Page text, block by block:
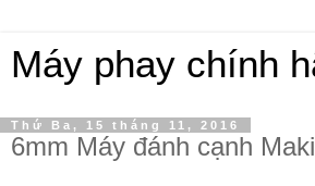
Máy phay chính
Thứ Ba, 15 tháng 11, 2016
6mm Máy đánh cạnh